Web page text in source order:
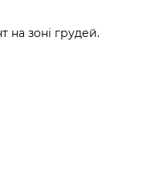
на зоні грудей.